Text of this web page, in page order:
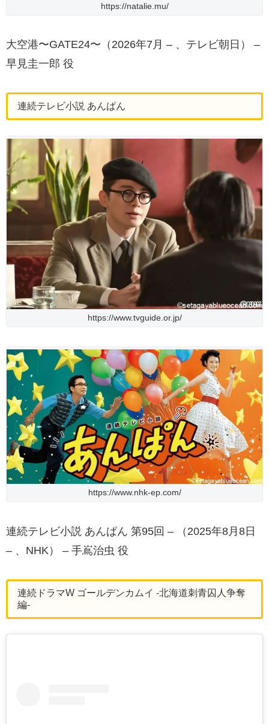
https://natalie.mu/
大空港〜GATE24〜（2026年7月 – 、テレビ朝日） –
早見圭一郎 役
連続テレビ小説 あんぱん
https://www.tvguide.or.jp/
https://www.nhk-ep.com/
連続テレビ小説 あんぱん 第95回 – （2025年8月8日
– 、NHK） – 手嶌治虫 役
連続ドラマW ゴールデンカムイ -北海道刺青囚人争奪
編-